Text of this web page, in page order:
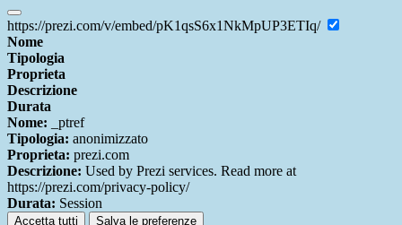
https://prezi.com/v/embed/pK1qsS6x1NkMpUP3ETIq/
Nome
Tipologia
Proprieta
Descrizione
Durata
Nome: _ptref
Tipologia: anonimizzato
Proprieta: prezi.com
Descrizione: Used by Prezi services. Read more at
https://prezi.com/privacy-policy/
Durata: Session
Accetta tutti Salva le preferenze